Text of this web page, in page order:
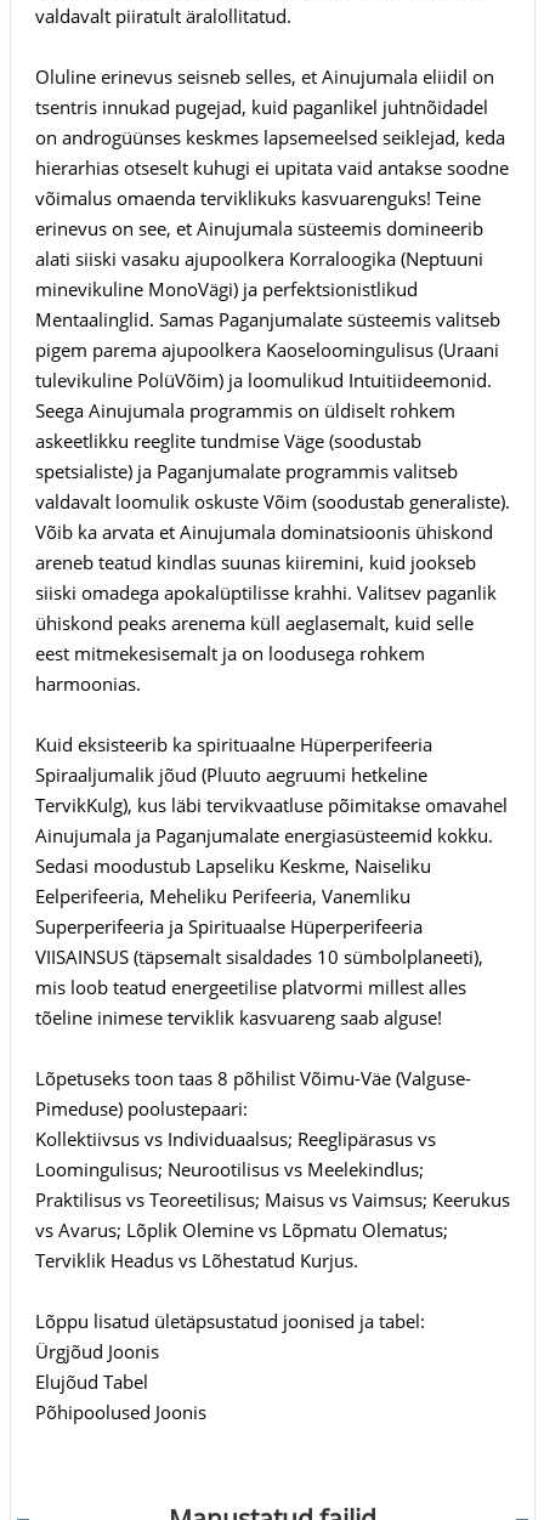
valdavalt piiratult äralollitatud.
Oluline erinevus seisneb selles, et Ainujumala eliidil on
tsentris innukad pugejad, kuid paganlikel juhtnõidadel
on androgüünses keskmes lapsemeelsed seiklejad, keda
hierarhias otseselt kuhugi ei upitata vaid antakse soodne
võimalus omaenda terviklikuks kasvuarenguks! Teine
erinevus on see, et Ainujumala süsteemis domineerib
alati siiski vasaku ajupoolkera Korraloogika (Neptuuni
minevikuline MonoVägi) ja perfektsionistlikud
Mentaalinglid. Samas Paganjumalate süsteemis valitseb
pigem parema ajupoolkera Kaoseloomingulisus (Uraani
tulevikuline PolüVõim) ja loomulikud Intuitiideemonid.
Seega Ainujumala programmis on üldiselt rohkem
askeetlikku reeglite tundmise Väge (soodustab
spetsialiste) ja Paganjumalate programmis valitseb
valdavalt loomulik oskuste Võim (soodustab generaliste).
Võib ka arvata et Ainujumala dominatsioonis ühiskond
areneb teatud kindlas suunas kiiremini, kuid jookseb
siiski omadega apokalüptilisse krahhi. Valitsev paganlik
ühiskond peaks arenema küll aeglasemalt, kuid selle
eest mitmekesisemalt ja on loodusega rohkem
harmoonias.
Kuid eksisteerib ka spirituaalne Hüperperifeeria
Spiraaljumalik jõud (Pluuto aegruumi hetkeline
TervikKulg), kus läbi tervikvaatluse põimitakse omavahel
Ainujumala ja Paganjumalate energiasüsteemid kokku.
Sedasi moodustub Lapseliku Keskme, Naiseliku
Eelperifeeria, Meheliku Perifeeria, Vanemliku
Superperifeeria ja Spirituaalse Hüperperifeeria
VIISAINSUS (täpsemalt sisaldades 10 sümbolplaneeti),
mis loob teatud energeetilise platvormi millest alles
tõeline inimese terviklik kasvuareng saab alguse!
Lõpetuseks toon taas 8 põhilist Võimu-Väe (Valguse-
Pimeduse) poolustepaari:
Kollektiivsus vs Individuaalsus; Reeglipärasus vs
Loomingulisus; Neurootilisus vs Meelekindlus;
Praktilisus vs Teoreetilisus; Maisus vs Vaimsus; Keerukus
vs Avarus; Lõplik Olemine vs Lõpmatu Olematus;
Terviklik Headus vs Lõhestatud Kurjus.
Lõppu lisatud ületäpsustatud joonised ja tabel:
Ürgjõud Joonis
Elujõud Tabel
Põhipoolused Joonis